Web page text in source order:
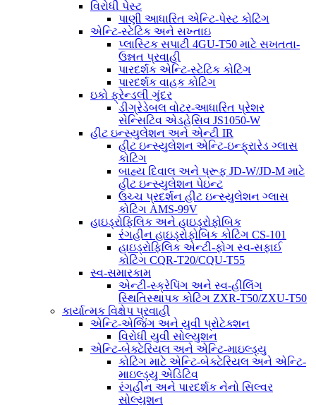
વિરોધી પેસ્ટ
પાણી આધારિત એન્ટિ-પેસ્ટ કોટિંગ
એન્ટિ-સ્ટેટિક અને સખ્તાઇ
પ્લાસ્ટિક સપાટી 4GU-T50 માટે સખતતા-
ઉન્નત પ્રવાહી
પારદર્શક એન્ટિ-સ્ટેટિક કોટિંગ
પારદર્શક વાહક કોટિંગ
ઇકો ફ્રેન્ડલી ગુંદર
ડીગ્રેડેબલ વોટર-આધારિત પ્રેશર
સેન્સિટિવ એડહેસિવ JS1050-W
હીટ ઇન્સ્યુલેશન અને એન્ટી IR
હીટ ઇન્સ્યુલેશન એન્ટિ-ઇન્ફ્રારેડ ગ્લાસ
કોટિંગ
બાહ્ય દિવાલ અને પ્રૂફ JD-W/JD-M માટે
હીટ ઇન્સ્યુલેશન પેઇન્ટ
ઉચ્ચ પ્રદર્શન હીટ ઇન્સ્યુલેશન ગ્લાસ
કોટિંગ AMS-99V
હાઇડ્રોફિલિક અને હાઇડ્રોફોબિક
રંગહીન હાઇડ્રોફોબિક કોટિંગ CS-101
હાઇડ્રોફિલિક એન્ટી-ફોગ સ્વ-સફાઈ
કોટિંગ CQR-T20/CQU-T55
સ્વ-સમારકામ
એન્ટી-સ્ક્રેપિંગ અને સ્વ-હીલિંગ
સ્થિતિસ્થાપક કોટિંગ ZXR-T50/ZXU-T50
કાર્યાત્મક વિક્ષેપ પ્રવાહી
એન્ટિ-એજિંગ અને યુવી પ્રોટેક્શન
વિરોધી યુવી સોલ્યુશન
એન્ટિ-બેક્ટેરિયલ અને એન્ટિ-માઇલ્ડ્યુ
કોટિંગ માટે એન્ટિ-બેક્ટેરિયલ અને એન્ટિ-
માઇલ્ડ્યુ એડિટિવ
રંગહીન અને પારદર્શક નેનો સિલ્વર
સોલ્યુશન